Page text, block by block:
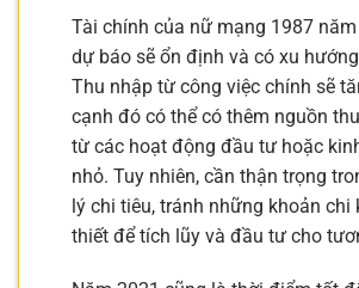
Tài chính của nữ mạng 1987
dự báo sẽ ổn định và có xu
Thu nhập từ công việc chính sẽ
cạnh đó có thể có thêm nguồn
từ các hoạt động đầu tư hoặc
nhỏ. Tuy nhiên, cần thận trọng
lý chi tiêu, tránh những khoản chi
thiết để tích lũy và đầu tư cho